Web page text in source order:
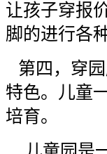
让孩子穿报
脚的进行各
第四，穿
特色。儿童
培育。